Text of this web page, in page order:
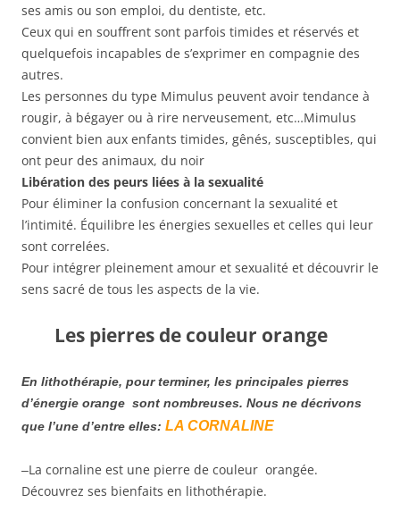
ses amis ou son emploi, du dentiste, etc.
Ceux qui en souffrent sont parfois timides et réservés et
quelquefois incapables de s’exprimer en compagnie des
autres.
Les personnes du type Mimulus peuvent avoir tendance à
rougir, à bégayer ou à rire nerveusement, etc…Mimulus
convient bien aux enfants timides, gênés, susceptibles, qui
ont peur des animaux, du noir
Libération des peurs liées à la sexualité
Pour éliminer la confusion concernant la sexualité et
l’intimité. Équilibre les énergies sexuelles et celles qui leur
sont correlées.
Pour intégrer pleinement amour et sexualité et découvrir le
sens sacré de tous les aspects de la vie.
Les pierres de couleur orange
En lithothérapie, pour terminer, les principales pierres
d’énergie orange sont nombreuses. Nous ne décrivons
que l’une d’entre elles: LA CORNALINE
–La cornaline est une pierre de couleur orangée.
Découvrez ses bienfaits en lithothérapie.